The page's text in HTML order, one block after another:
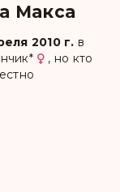
Макса
2010 г. в
*
, но кто